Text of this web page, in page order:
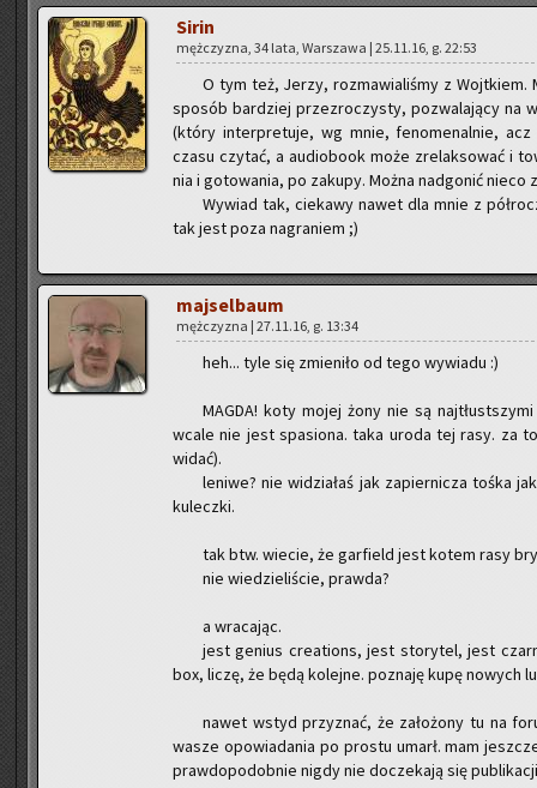
Sirin
męż­czy­zna, 34 lata, War­sza­wa | 25.11.16, g. 22:53
O tym też, Jerzy, roz­ma­wia­li­śmy z
spo­sób bar­dziej prze­zro­czy­sty, po­zwa­la­ją­cy na
(który in­ter­pre­tu­je, wg mnie, fe­no­me­nal­nie,
czasu czy­tać, a au­dio­bo­ok może zre­lak­so­wać i
nia i go­to­wa­nia, po za­ku­py. Można nad­go­nić
Wy­wiad tak, cie­ka­wy nawet dla mnie z
tak jest poza na­gra­niem ;)
maj­sel­baum
męż­czy­zna | 27.11.16, g. 13:34
heh... tyle się zmie­ni­ło od tego wy­wia­du :)
MAGDA! koty mojej żony nie są
wcale nie jest spa­sio­na. taka uroda tej rasy. za
widać).
le­ni­we? nie wi­dzia­łaś jak za­pier­ni­cza tośka
ku­lecz­ki.
tak btw. wie­cie, że gar­field jest kotem rasy
nie wie­dzie­li­ście, praw­da?
a wra­ca­jąc.
jest ge­nius cre­ations, jest sto­ry­tel, jest
box, liczę, że będą ko­lej­ne. po­zna­ję kupę no­wych
nawet wstyd przy­znać, że za­ło­żo­ny tu na
wasze opo­wia­da­nia po pro­stu umarł. mam
praw­do­po­dob­nie nigdy nie do­cze­ka­ją się